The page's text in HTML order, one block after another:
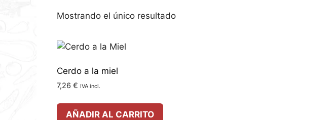
Mostrando el único resultado
Cerdo a la miel
7,26 € IVA incl.
AÑADIR AL CARRITO